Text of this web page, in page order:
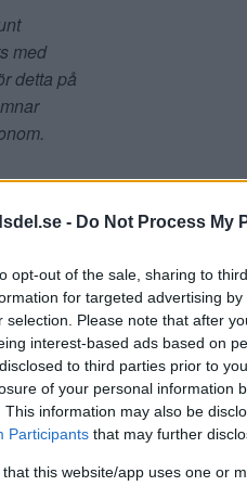
- Do Not Process My
opt-out of the sale, sharing to
for targeted advertising
selection. Please note that after
interest-based ads based on
to third parties prior to
of your personal information
This information may also be
Participants that may further
that this website/app uses one or
med
detta på
får
Här